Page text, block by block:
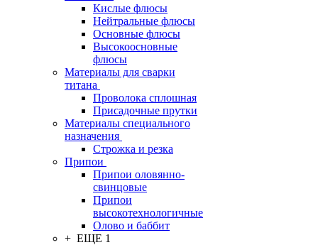
Кислые флюсы
Нейтральные флюсы
Основные флюсы
Высокоосновные
флюсы
Материалы для сварки
титана
Проволока сплошная
Присадочные прутки
Материалы специального
назначения
Строжка и резка
Припои
Припои оловянно-
свинцовые
Припои
высокотехнологичные
Олово и баббит
+ ЕЩЕ 1